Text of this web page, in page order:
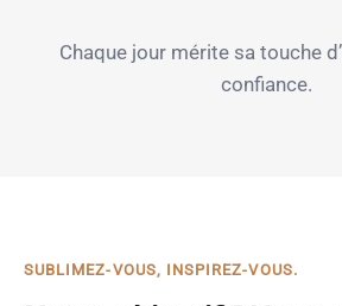
Chaque jour mérite sa touche
confiance.
SUBLIMEZ-VOUS, INSPIREZ-VOUS.